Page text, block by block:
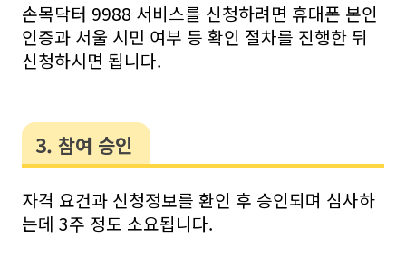
손목닥터 9988 서비스를 신청하려면 휴대폰 본인
인증과 서울 시민 여부 등 확인 절차를 진행한 뒤
신청하시면 됩니다.
3. 참여 승인
자격 요건과 신청정보를 환인 후 승인되며 심사하
는데 3주 정도 소요됩니다.